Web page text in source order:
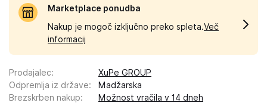
Marketplace ponudba
Nakup je mogoč izključno preko spleta.Več
informacij
Prodajalec:
XuPe GROUP
Odpremlja iz države:
Madžarska
Brezskrben nakup: Možnost vračila v 14 dneh